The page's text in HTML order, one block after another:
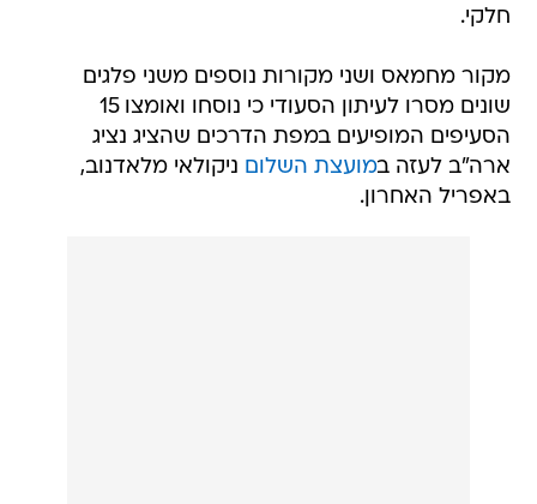
חלקי.
מקור מחמאס ושני מקורות נוספים משני פלגים
שונים מסרו לעיתון הסעודי כי נוסחו ואומצו 15
הסעיפים המופיעים במפת הדרכים שהציג נציג
ארה"ב לעזה במועצת השלום ניקולאי מלאדנוב,
באפריל האחרון.